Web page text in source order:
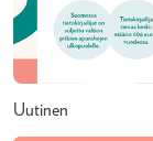
Uutinen